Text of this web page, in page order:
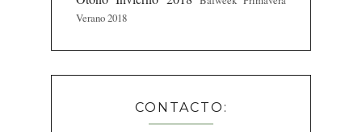
Verano 2018
CONTACTO: